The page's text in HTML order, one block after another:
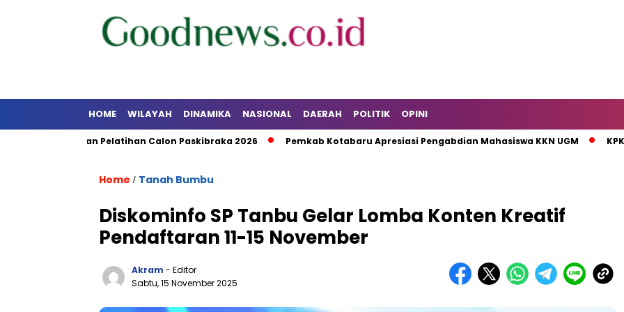
HOME WILAYAH DINAMIKA NASIONAL DAERAH POLITIK OPINI
dan Pelatihan Calon Paskibraka 2026 Pemkab Kotabaru Apresiasi Pengabdian Mahasiswa KKN UGM KPK Tahan
Home / Tanah Bumbu
Diskominfo SP Tanbu Gelar Lomba Konten Kreatif
Pendaftaran 11-15 November
Akram - Editor
Sabtu, 15 November 2025